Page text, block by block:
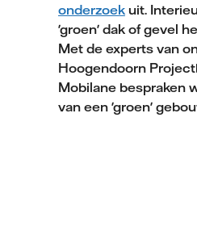
onderzoekuit.
'groen' dak of gevel
Met de experts van
Hoogendoorn
Mobilane bespraken
van een 'groen'